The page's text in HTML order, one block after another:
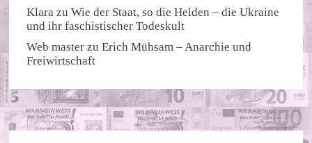
Klara zuWie der Staat, so die Helden – die Ukraine
und ihr faschistischer Todeskult
Web master zuErich Mühsam – Anarchie und
Freiwirtschaft